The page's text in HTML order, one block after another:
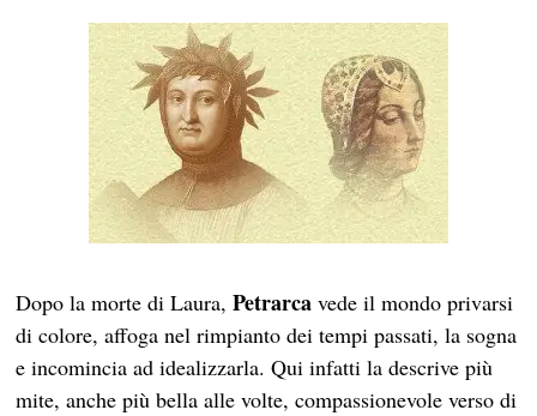
Dopo la morte di Laura,Petrarca vede il mondo privarsi
di colore, affoga nel rimpianto dei tempi passati, la sogna
e incomincia ad idealizzarla. Qui infatti la descrive più
mite, anche più bella alle volte, compassionevole verso di